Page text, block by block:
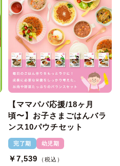
【ママパパ応援/18ヶ月
頃〜】お子さまごはんバラ
ンス10パウチセット
完了期 幼児期
￥7,539 （税込）